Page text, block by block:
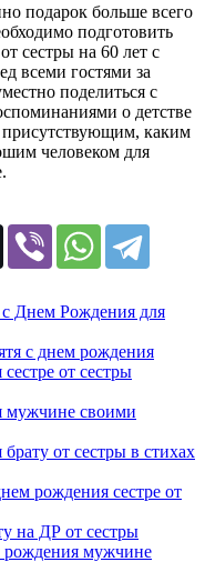
подарок больше всего
подготовить
сестры на 60 лет с
всеми гостями за
поделиться с
о детстве
каким
человеком для
Днем Рождения для
с днем рождения
от сестры
мужчине своими
от сестры в стихах
рождения сестре от
на ДР от сестры
рождения мужчине